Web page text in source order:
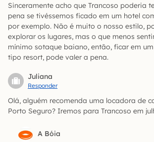
Sinceramente acho que Trancoso poderia
pena se tivéssemos ficado em um hotel
por exemplo. Não é muito o nosso estilo,
explorar os lugares, mas o que menos
mínimo sotaque baiano, então, ficar em
tipo resort, pode valer a pena.
Juliana
Responder
Olá, alguém recomenda uma locadora de
Porto Seguro? Iremos para Trancoso em
A Bóia